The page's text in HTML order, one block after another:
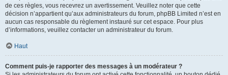
de ces règles, vous recevrez un avertissement. Veuillez noter que cette
décision n’appartient qu’aux administrateurs du forum, phpBB Limited n’est en
aucun cas responsable du règlement instauré sur cet espace. Pour plus
d’informations, veuillez contacter un administrateur du forum.
Haut
Comment puis-je rapporter des messages à un modérateur ?